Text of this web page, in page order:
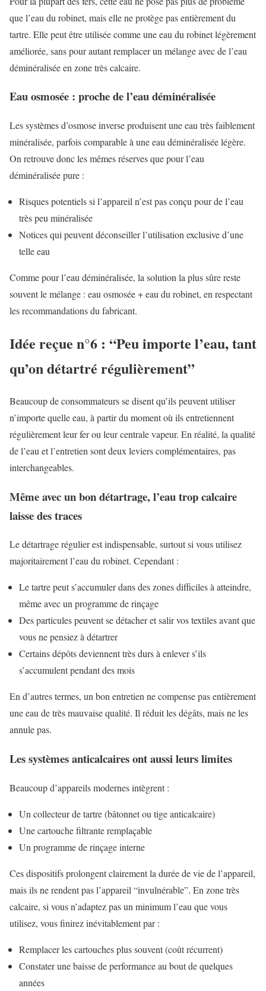
que l’eau du robinet, mais elle ne protège pas entièrement du
tartre. Elle peut être utilisée comme une eau du robinet légèrement
améliorée, sans pour autant remplacer un mélange avec de l’eau
déminéralisée en zone très calcaire.
Eau osmosée : proche de l’eau déminéralisée
Les systèmes d’osmose inverse produisent une eau très faiblement
minéralisée, parfois comparable à une eau déminéralisée légère.
On retrouve donc les mêmes réserves que pour l’eau
déminéralisée pure :
Risques potentiels si l’appareil n’est pas conçu pour de l’eau
très peu minéralisée
Notices qui peuvent déconseiller l’utilisation exclusive d’une
telle eau
Comme pour l’eau déminéralisée, la solution la plus sûre reste
souvent le mélange : eau osmosée + eau du robinet, en respectant
les recommandations du fabricant.
Idée reçue n°6 : “Peu importe l’eau, tant
qu’on détartré régulièrement”
Beaucoup de consommateurs se disent qu’ils peuvent utiliser
n’importe quelle eau, à partir du moment où ils entretiennent
régulièrement leur fer ou leur centrale vapeur. En réalité, la qualité
de l’eau et l’entretien sont deux leviers complémentaires, pas
interchangeables.
Même avec un bon détartrage, l’eau trop calcaire
laisse des traces
Le détartrage régulier est indispensable, surtout si vous utilisez
majoritairement l’eau du robinet. Cependant :
Le tartre peut s’accumuler dans des zones difficiles à atteindre,
même avec un programme de rinçage
Des particules peuvent se détacher et salir vos textiles avant que
vous ne pensiez à détartrer
Certains dépôts deviennent très durs à enlever s’ils
s’accumulent pendant des mois
En d’autres termes, un bon entretien ne compense pas entièrement
une eau de très mauvaise qualité. Il réduit les dégâts, mais ne les
annule pas.
Les systèmes anticalcaires ont aussi leurs limites
Beaucoup d’appareils modernes intègrent :
Un collecteur de tartre (bâtonnet ou tige anticalcaire)
Une cartouche filtrante remplaçable
Un programme de rinçage interne
Ces dispositifs prolongent clairement la durée de vie de l’appareil,
mais ils ne rendent pas l’appareil “invulnérable”. En zone très
calcaire, si vous n’adaptez pas un minimum l’eau que vous
utilisez, vous finirez inévitablement par :
Remplacer les cartouches plus souvent (coût récurrent)
Constater une baisse de performance au bout de quelques
années